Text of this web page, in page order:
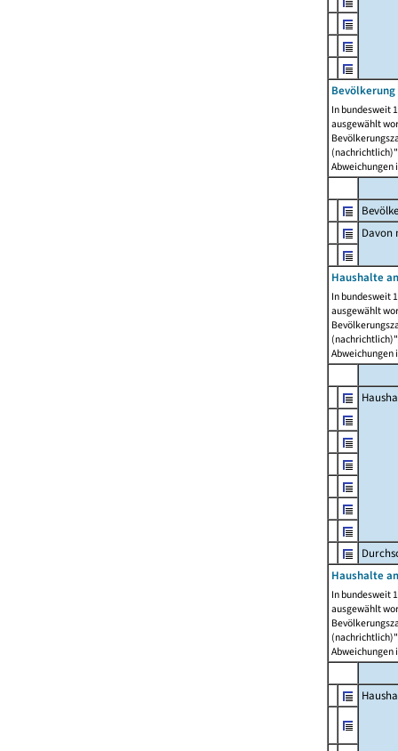
In bundesweit
ausgewählt
Abweichungen
Davon
Haushalte
In bundesweit
ausgewählt
Abweichungen
Haushalte
In bundesweit
ausgewählt
Abweichungen